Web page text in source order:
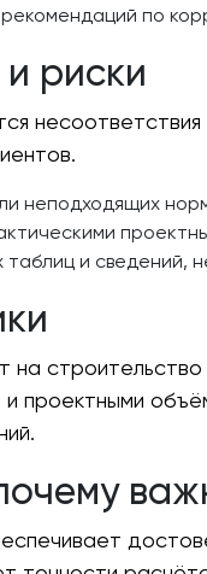
по
риски
неподходящих
и сведений,
на
проектными